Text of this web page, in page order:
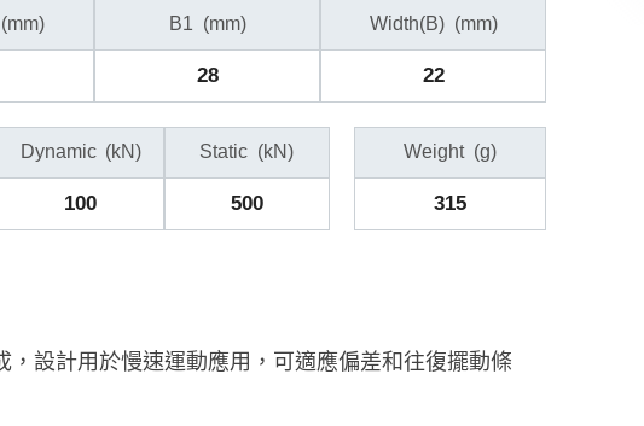
(mm) B1 (mm)
28
Width(B) (mm)
22
Dynamic (kN)
100
Static (kN)
500
Weight (g)
315
設計用於慢速運動應用，可適應偏差和往復擺動條